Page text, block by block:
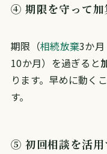
④ 期限を守って加
期限（相続放棄3か
10か月）を過ぎると
ります。早めに動く
す。
⑤ 初回相談を活用